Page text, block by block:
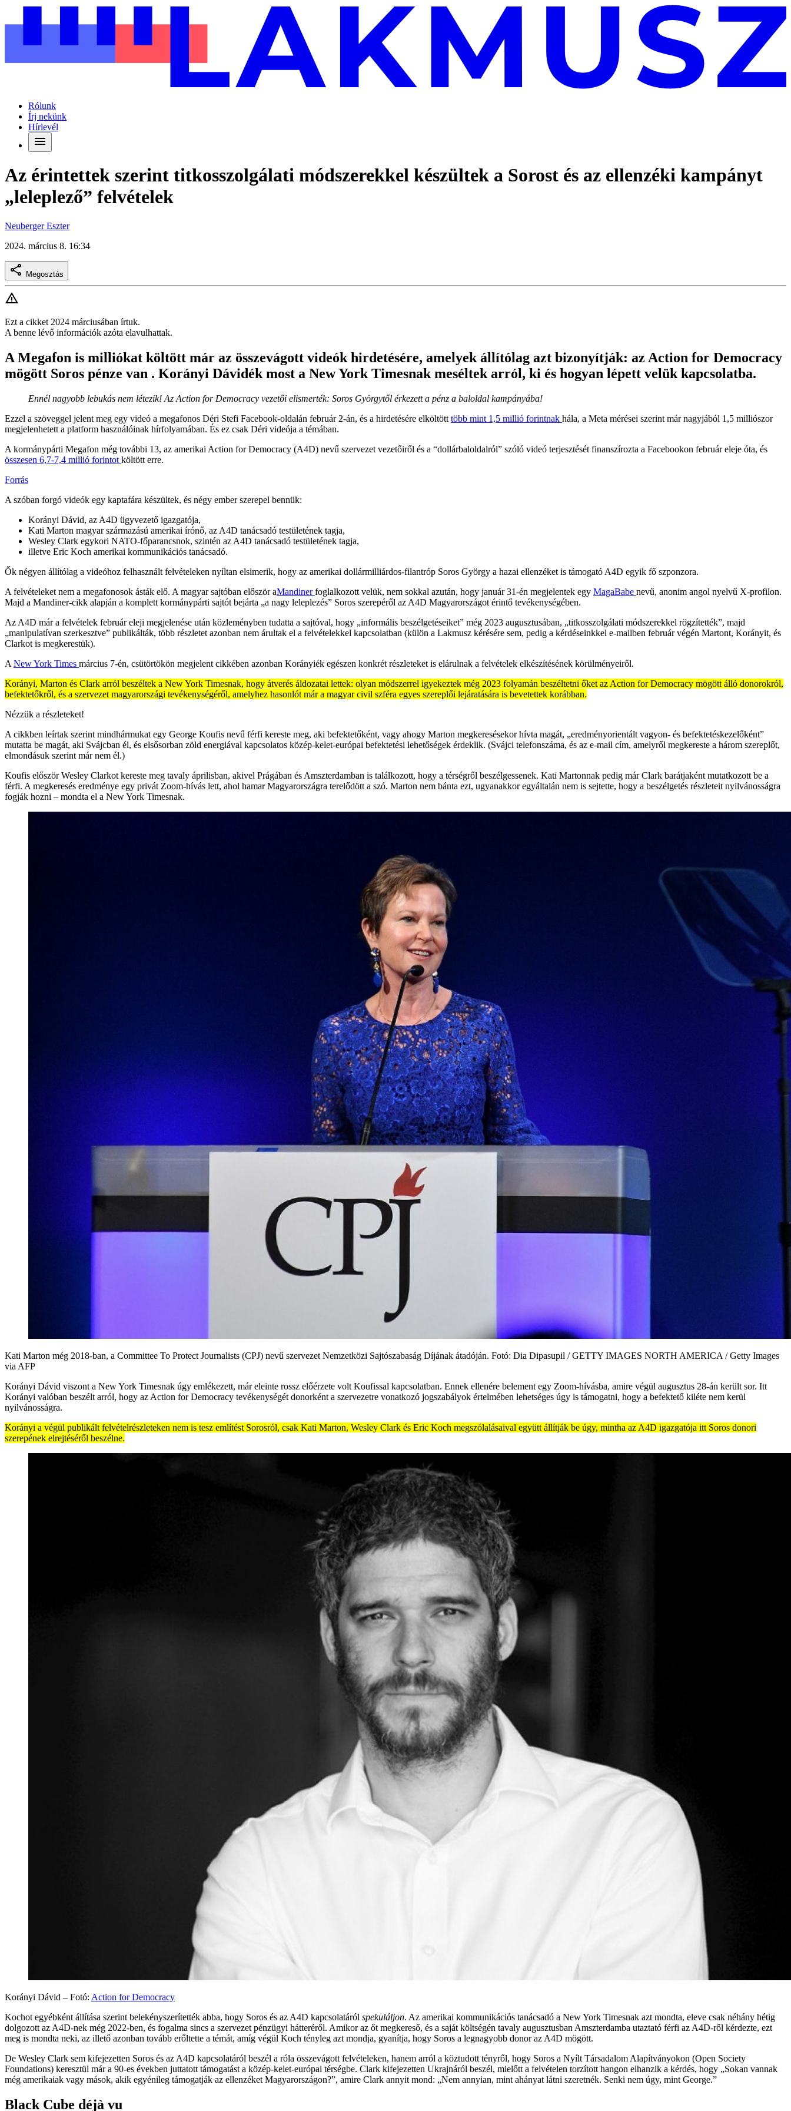
Rólunk
Írj nekünk
Hírlevél
Az érintettek szerint titkosszolgálati módszerekkel készültek a Sorost és az ellenzéki kampányt
„leleplező” felvételek
Neuberger Eszter
2024. március 8. 16:34
Megosztás
Ezt a cikket 2024 márciusában írtuk.
A benne lévő információk azóta elavulhattak.
A Megafon is milliókat költött már az összevágott videók hirdetésére, amelyek állítólag azt bizonyítják: az Action for Democracy
mögött Soros pénze van . Korányi Dávidék most a New York Timesnak meséltek arról, ki és hogyan lépett velük kapcsolatba.
Ennél nagyobb lebukás nem létezik! Az Action for Democracy vezetői elismerték: Soros Györgytől érkezett a pénz a baloldal kampányába!
Ezzel a szöveggel jelent meg egy videó a megafonos Déri Stefi Facebook-oldalán február 2-án, és a hirdetésére elköltött több mint 1,5 millió forintnak hála, a Meta mérései szerint már nagyjából 1,5 milliószor
megjelenhetett a platform használóinak hírfolyamában. És ez csak Déri videója a témában.
A kormánypárti Megafon még további 13, az amerikai Action for Democracy (A4D) nevű szervezet vezetőiről és a “dollárbaloldalról” szóló videó terjesztését finanszírozta a Facebookon február eleje óta, és
összesen 6,7-7,4 millió forintot költött erre.
Forrás
A szóban forgó videók egy kaptafára készültek, és négy ember szerepel bennük:
Korányi Dávid, az A4D ügyvezető igazgatója,
Kati Marton magyar származású amerikai írónő, az A4D tanácsadó testületének tagja,
Wesley Clark egykori NATO-főparancsnok, szintén az A4D tanácsadó testületének tagja,
illetve Eric Koch amerikai kommunikációs tanácsadó.
Ők négyen állítólag a videóhoz felhasznált felvételeken nyíltan elsimerik, hogy az amerikai dollármilliárdos-filantróp Soros György a hazai ellenzéket is támogató A4D egyik fő szponzora.
A felvételeket nem a megafonosok ásták elő. A magyar sajtóban először aMandinerfoglalkozott velük, nem sokkal azután, hogy január 31-én megjelentek egy MagaBabe nevű, anonim angol nyelvű X-profilon.
Majd a Mandiner-cikk alapján a komplett kormánypárti sajtót bejárta „a nagy leleplezés” Soros szerepéről az A4D Magyarországot érintő tevékenységében.
Az A4D már a felvételek február eleji megjelenése után közleményben tudatta a sajtóval, hogy „informális beszélgetéseiket” még 2023 augusztusában, „titkosszolgálati módszerekkel rögzítették”, majd
„manipulatívan szerkesztve” publikálták, több részletet azonban nem árultak el a felvételekkel kapcsolatban (külön a Lakmusz kérésére sem, pedig a kérdéseinkkel e-mailben február végén Martont, Korányit, és
Clarkot is megkerestük).
A New York Times március 7-én, csütörtökön megjelent cikkében azonban Korányiék egészen konkrét részleteket is elárulnak a felvételek elkészítésének körülményeiről.
Korányi, Marton és Clark arról beszéltek a New York Timesnak, hogy átverés áldozatai lettek: olyan módszerrel igyekeztek még 2023 folyamán beszéltetni őket az Action for Democracy mögött álló donorokról,
befektetőkről, és a szervezet magyarországi tevékenységéről, amelyhez hasonlót már a magyar civil szféra egyes szereplői lejáratására is bevetettek korábban.
Nézzük a részleteket!
A cikkben leírtak szerint mindhármukat egy George Koufis nevű férfi kereste meg, aki befektetőként, vagy ahogy Marton megkeresésekor hívta magát, „eredményorientált vagyon- és befektetéskezelőként”
mutatta be magát, aki Svájcban él, és elsősorban zöld energiával kapcsolatos közép-kelet-európai befektetési lehetőségek érdeklik. (Svájci telefonszáma, és az e-mail cím, amelyről megkereste a három szereplőt,
elmondásuk szerint már nem él.)
Koufis először Wesley Clarkot kereste meg tavaly áprilisban, akivel Prágában és Amszterdamban is találkozott, hogy a térségről beszélgessenek. Kati Martonnak pedig már Clark barátjaként mutatkozott be a
férfi. A megkeresés eredménye egy privát Zoom-hívás lett, ahol hamar Magyarországra terelődött a szó. Marton nem bánta ezt, ugyanakkor egyáltalán nem is sejtette, hogy a beszélgetés részleteit nyilvánosságra
fogják hozni – mondta el a New York Timesnak.
Kati Marton még 2018-ban, a Committee To Protect Journalists (CPJ) nevű szervezet Nemzetközi Sajtószabaság Díjának átadóján. Fotó: Dia Dipasupil / GETTY IMAGES NORTH AMERICA / Getty Images
via AFP
Korányi Dávid viszont a New York Timesnak úgy emlékezett, már eleinte rossz előérzete volt Koufissal kapcsolatban. Ennek ellenére belement egy Zoom-hívásba, amire végül augusztus 28-án került sor. Itt
Korányi valóban beszélt arról, hogy az Action for Democracy tevékenységét donorként a szervezetre vonatkozó jogszabályok értelmében lehetséges úgy is támogatni, hogy a befektető kiléte nem kerül
nyilvánosságra.
Korányi a végül publikált felvételrészleteken nem is tesz említést Sorosról, csak Kati Marton, Wesley Clark és Eric Koch megszólalásaival együtt állítják be úgy, mintha az A4D igazgatója itt Soros donori
szerepének elrejtéséről beszélne.
Korányi Dávid – Fotó: Action for Democracy
Kochot egyébként állítása szerint belekényszerítették abba, hogy Soros és az A4D kapcsolatáról spekuláljon. Az amerikai kommunikációs tanácsadó a New York Timesnak azt mondta, eleve csak néhány hétig
dolgozott az A4D-nek még 2022-ben, és fogalma sincs a szervezet pénzügyi hátteréről. Amikor az őt megkereső, és a saját költségén tavaly augusztusban Amszterdamba utaztató férfi az A4D-ről kérdezte, ezt
meg is mondta neki, az illető azonban tovább erőltette a témát, amíg végül Koch tényleg azt mondja, gyanítja, hogy Soros a legnagyobb donor az A4D mögött.
De Wesley Clark sem kifejezetten Soros és az A4D kapcsolatáról beszél a róla összevágott felvételeken, hanem arról a köztudott tényről, hogy Soros a Nyílt Társadalom Alapítványokon (Open Society
Foundations) keresztül már a 90-es években juttatott támogatást a közép-kelet-európai térségbe. Clark kifejezetten Ukrajnáról beszél, mielőtt a felvételen torzított hangon elhanzik a kérdés, hogy „Sokan vannak
még amerikaiak vagy mások, akik egyénileg támogatják az ellenzéket Magyarországon?”, amire Clark annyit mond: „Nem annyian, mint ahányat látni szeretnék. Senki nem úgy, mint George.”
Black Cube déjà vu